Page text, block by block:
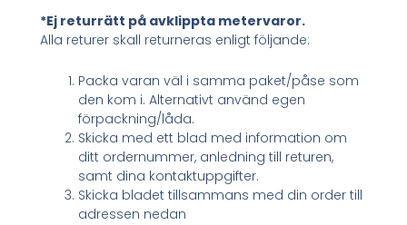
*Ej returrätt på avklippta metervaror.
Alla returer skall returneras enligt följande:
Packa varan väl i samma paket/påse som
den kom i. Alternativt använd egen
förpackning/låda.
Skicka med ett blad med information om
ditt ordernummer, anledning till returen,
samt dina kontaktuppgifter.
Skicka bladet tillsammans med din order till
adressen nedan